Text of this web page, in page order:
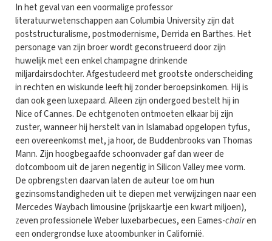
In het geval van een voormalige professor
literatuurwetenschappen aan Columbia University zijn dat
poststructuralisme, postmodernisme, Derrida en Barthes. Het
personage van zijn broer wordt geconstrueerd door zijn
huwelijk met een enkel champagne drinkende
miljardairsdochter. Afgestudeerd met grootste onderscheiding
in rechten en wiskunde leeft hij zonder beroepsinkomen. Hij is
dan ook geen luxepaard. Alleen zijn ondergoed bestelt hij in
Nice of Cannes. De echtgenoten ontmoeten elkaar bij zijn
zuster, wanneer hij herstelt van in Islamabad opgelopen tyfus,
een overeenkomst met, ja hoor, de Buddenbrooks van Thomas
Mann. Zijn hoogbegaafde schoonvader gaf dan weer de
dotcomboom uit de jaren negentig in Silicon Valley mee vorm.
De opbrengsten daarvan laten de auteur toe om hun
gezinsomstandigheden uit te diepen met verwijzingen naar een
Mercedes Waybach limousine (prijskaartje een kwart miljoen),
zeven professionele Weber luxebarbecues, een Eames-chairen
een ondergrondse luxe atoombunker in Californië.